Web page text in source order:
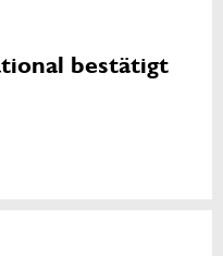
bestätigt